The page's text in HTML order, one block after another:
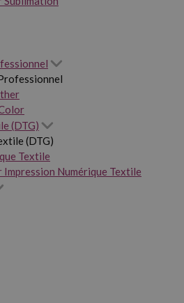
(DTG)
(DTG)
Textile
Numérique Textile